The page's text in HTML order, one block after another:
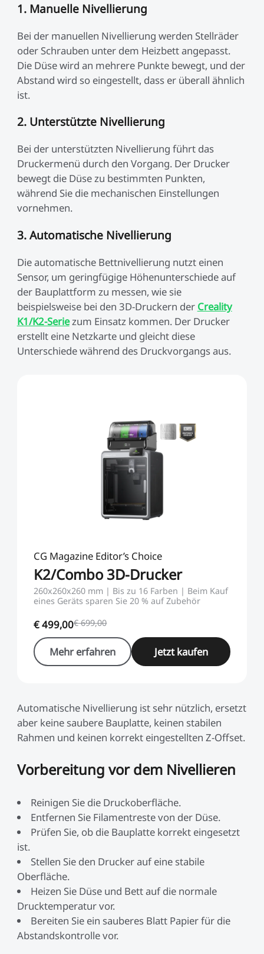
1. Manuelle Nivellierung
Bei der manuellen Nivellierung werden Stellräder
oder Schrauben unter dem Heizbett angepasst.
Die Düse wird an mehrere Punkte bewegt, und der
Abstand wird so eingestellt, dass er überall ähnlich
ist.
2. Unterstützte Nivellierung
Bei der unterstützten Nivellierung führt das
Druckermenü durch den Vorgang. Der Drucker
bewegt die Düse zu bestimmten Punkten,
während Sie die mechanischen Einstellungen
vornehmen.
3. Automatische Nivellierung
Die automatische Bettnivellierung nutzt einen
Sensor, um geringfügige Höhenunterschiede auf
der Bauplattform zu messen, wie sie
beispielsweise bei den 3D-Druckern der Creality
K1/K2-Seriezum Einsatz kommen. Der Drucker
erstellt eine Netzkarte und gleicht diese
Unterschiede während des Druckvorgangs aus.
CG Magazine Editor’s Choice
K2/Combo 3D-Drucker
260x260x260 mm | Bis zu 16 Farben | Beim Kauf
eines Geräts sparen Sie 20 % auf Zubehör
€ 699,00
€ 499,00
Mehr erfahren Jetzt kaufen
Automatische Nivellierung ist sehr nützlich, ersetzt
aber keine saubere Bauplatte, keinen stabilen
Rahmen und keinen korrekt eingestellten Z-Offset.
Vorbereitung vor dem Nivellieren
Reinigen Sie die Druckoberfläche.
Entfernen Sie Filamentreste von der Düse.
Prüfen Sie, ob die Bauplatte korrekt eingesetzt
ist.
Stellen Sie den Drucker auf eine stabile
Oberfläche.
Heizen Sie Düse und Bett auf die normale
Drucktemperatur vor.
Bereiten Sie ein sauberes Blatt Papier für die
Abstandskontrolle vor.